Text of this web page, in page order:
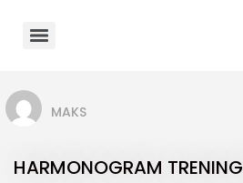
MAKS
HARMONOGRAM